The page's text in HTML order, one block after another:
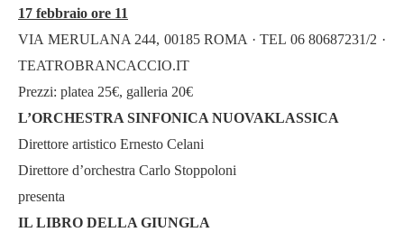
17 febbraio ore 11
VIA MERULANA 244, 00185 ROMA · TEL 06 80687231/2 ·
TEATROBRANCACCIO.IT
Prezzi: platea 25€, galleria 20€
L’ORCHESTRA SINFONICA NUOVAKLASSICA
Direttore artistico Ernesto Celani
Direttore d’orchestra Carlo Stoppoloni
presenta
IL LIBRO DELLA GIUNGLA